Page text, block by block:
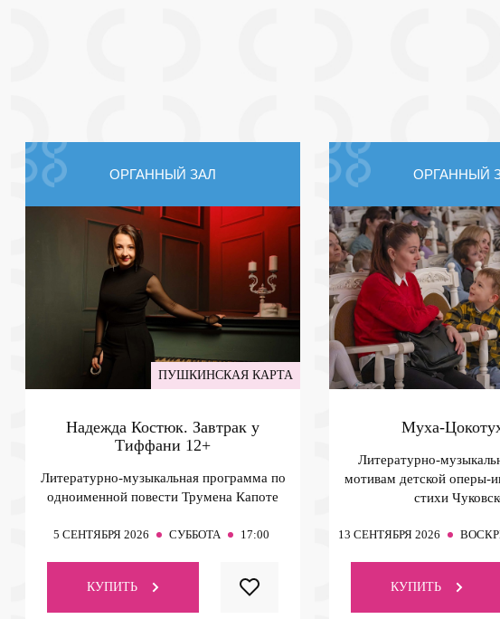
ОРГАННЫЙ ЗАЛ
ПУШКИНСКАЯ КАРТА
Надежда Костюк. Завтрак у
Тиффани 12+
Литературно-музыкальная программа по
одноименной повести Трумена Капоте
5 СЕНТЯБРЯ 2026 СУББОТА 17:00
КУПИТЬ
ОРГАННЫЙ
Муха-
Литературно-
мотивам детской оперы-
стихи
13 СЕНТЯБРЯ 2026
КУПИТЬ